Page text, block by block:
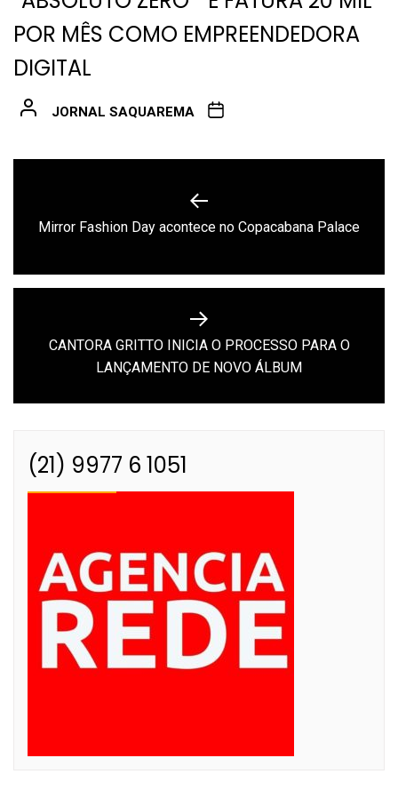
POR MÊS COMO EMPREENDEDORA
DIGITAL
JORNAL SAQUAREMA
Previous
Mirror Fashion Day acontece no Copacabana Palace
Next
post:
CANTORA GRITTO INICIA O PROCESSO PARA O
LANÇAMENTO DE NOVO ÁLBUM
(21) 9977 6 1051